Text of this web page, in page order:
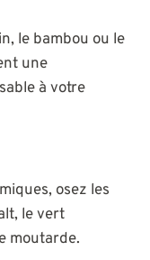
le bambou ou le
une
à votre
osez les
le vert
moutarde.